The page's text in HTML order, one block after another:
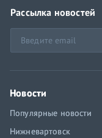
Рассылка новостей
Новости
Популярные новости
Нижневартовск